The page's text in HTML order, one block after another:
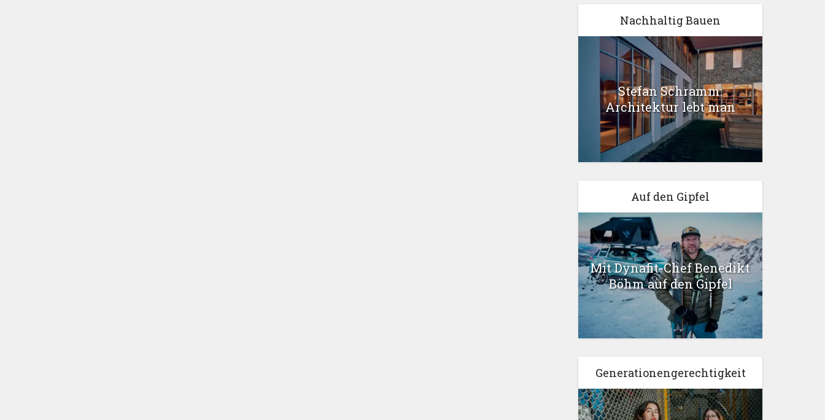
Nachhaltig Bauen
Stefan Schramm:
Architektur lebt man
Auf den Gipfel
Mit Dynafit-Chef Benedikt
Böhm auf den Gipfel
Generationengerechtigkeit